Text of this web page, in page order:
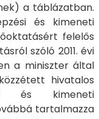
a táblázatban.
és kimeneti
felelős
szóló 2011. évi
a miniszter által
hivatalos
és kimeneti
tartalmazza